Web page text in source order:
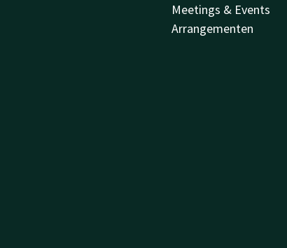
Meetings & Events
Arrangementen